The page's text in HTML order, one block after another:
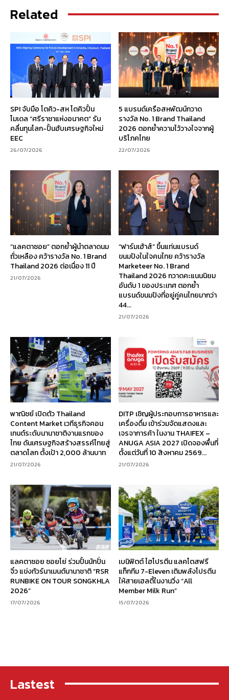
Related
SPI จับมือ โตคิว-สห โตคิวปั้น
โมเดล “ศรีราชาแห่งอนาคต” รับ
คลื่นทุนโลก-ปั้นฮับเศรษฐกิจใหม่
EEC
26/07/2026
5 แบรนด์เครือสหพัฒน์กวาด
รางวัล No. 1 Brand Thailand
2026 ตอกย้ำความไว้วางใจจากผู้
บริโภคไทย
22/07/2026
“แลคตาซอย” ตอกย้ำผู้นำตลาดนม
ถั่วเหลือง คว้ารางวัล No. 1 Brand
Thailand 2026 ต่อเนื่อง 11 ปี
21/07/2026
“ฟาร์มเฮ้าส์” ขึ้นแท่นแบรนด์
ขนมปังในใจคนไทย คว้ารางวัล
Marketeer No. 1 Brand
Thailand 2026 กวาดคะแนนนิยม
อันดับ 1 ของประเทศ ตอกย้ำ
แบรนด์ขนมปังที่อยู่คู่คนไทยมากว่า
44...
21/07/2026
พาณิชย์ เปิดตัว Thailand
Content Market เวทีธุรกิจคอน
เทนต์ระดับนานาชาติงานแรกของ
ไทย ดันเศรษฐกิจสร้างสรรค์ไทยสู่
ตลาดโลก ตั้งเป้า 2,000 ล้านบาท
21/07/2026
DITP เชิญผู้ประกอบการอาหารและ
เครื่องดื่ม เข้าร่วมจัดแสดงและ
เจรจาการค้า ในงาน THAIFEX –
ANUGA ASIA 2027 เปิดจองพื้นที่
ตั้งแต่วันที่ 10 สิงหาคม 2569...
21/07/2026
แลคตาซอย ซอยโย่ ร่วมปั้นนักปั่น
จิ๋ว แข่งทัวร์นาเมนต์นานาชาติ “RSR
RUNBIKE ON TOUR SONGKHLA
2026”
17/07/2026
เบนิฟิตต์ ไฮโปรตีน แลคโตสฟรี
แท็กทีม 7-Eleven เติมพลังโปรตีน
ให้สายเฮลตี้ในงานวิ่ง “All
Member Milk Run”
15/07/2026
Lastest